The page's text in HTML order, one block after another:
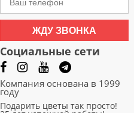
ЖДУ ЗВОНКА
Социальные сети
Компания основана в 1999
году
Подарить цветы так просто!